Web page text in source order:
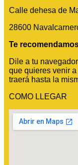
Calle dehesa de
28600
Te
Dile a tu
que quieres venir
traerá hasta la
COMO LLEGAR